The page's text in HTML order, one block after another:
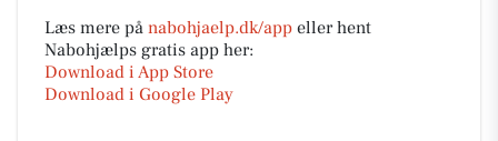
Læs mere på nabohjaelp.dk/app eller hent
Nabohjælps gratis app her:
Download i App Store
Download i Google Play